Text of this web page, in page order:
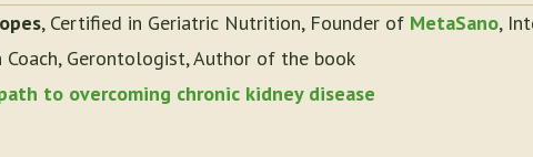
, Certified in Geriatric Nutrition, Founder of MetaSano,
Gerontologist, Author of the book
to overcoming chronic kidney disease